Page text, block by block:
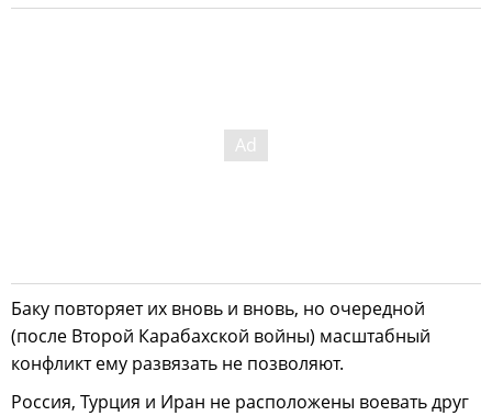
Баку повторяет их вновь и вновь, но очередной
(после Второй Карабахской войны) масштабный
конфликт ему развязать не позволяют.
Россия, Турция и Иран не расположены воевать друг